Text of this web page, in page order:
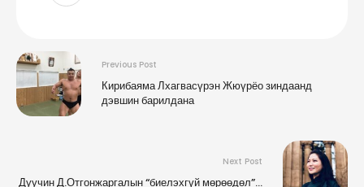
Previous Post
Кирибаяма Лхагвасүрэн Жюүрёо зиндаанд
дэвшин барилдана
Next Post
Дуучин Д.Отгонжаргалын “биелэхгүй мөрөөдөл”…